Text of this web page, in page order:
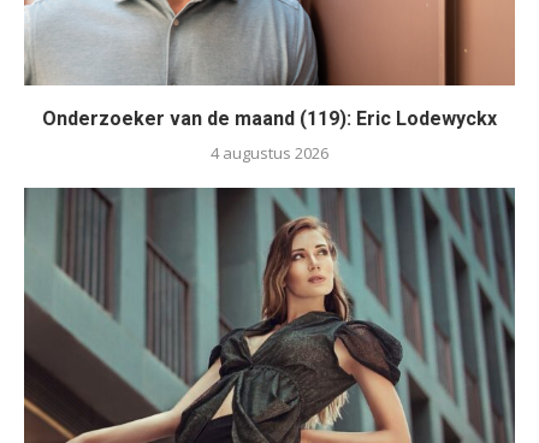
Onderzoeker van de maand (119): Eric Lodewyckx
4 augustus 2026